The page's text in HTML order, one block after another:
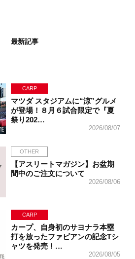
最新記事
CARP
マツダ スタジアムに“涼”グルメ
が登場！８月６試合限定で『夏
祭り202…
2026/08/07
OTHER
【アスリートマガジン】お盆期
間中のご注文について
2026/08/06
CARP
カープ、自身初のサヨナラ本塁
打を放ったファビアンの記念Tシ
ャツを発売！…
2026/08/05